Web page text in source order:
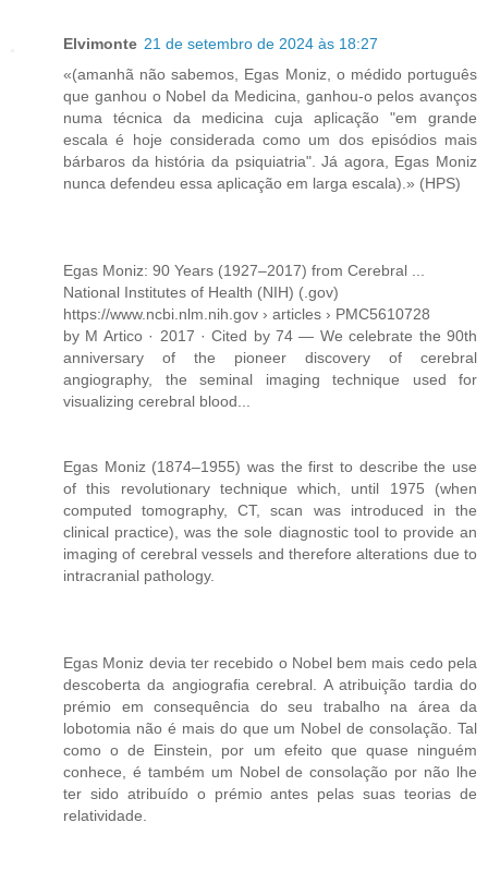
Elvimonte 21 de setembro de 2024 às 18:27
«(amanhã não sabemos, Egas Moniz, o médido português
que ganhou o Nobel da Medicina, ganhou-o pelos avanços
numa técnica da medicina cuja aplicação "em grande
escala é hoje considerada como um dos episódios mais
bárbaros da história da psiquiatria". Já agora, Egas Moniz
nunca defendeu essa aplicação em larga escala).» (HPS)
Egas Moniz: 90 Years (1927–2017) from Cerebral ...
National Institutes of Health (NIH) (.gov)
https://www.ncbi.nlm.nih.gov › articles › PMC5610728
by M Artico · 2017 · Cited by 74 — We celebrate the 90th
anniversary of the pioneer discovery of cerebral
angiography, the seminal imaging technique used for
visualizing cerebral blood...
Egas Moniz (1874–1955) was the first to describe the use
of this revolutionary technique which, until 1975 (when
computed tomography, CT, scan was introduced in the
clinical practice), was the sole diagnostic tool to provide an
imaging of cerebral vessels and therefore alterations due to
intracranial pathology.
Egas Moniz devia ter recebido o Nobel bem mais cedo pela
descoberta da angiografia cerebral. A atribuição tardia do
prémio em consequência do seu trabalho na área da
lobotomia não é mais do que um Nobel de consolação. Tal
como o de Einstein, por um efeito que quase ninguém
conhece, é também um Nobel de consolação por não lhe
ter sido atribuído o prémio antes pelas suas teorias de
relatividade.